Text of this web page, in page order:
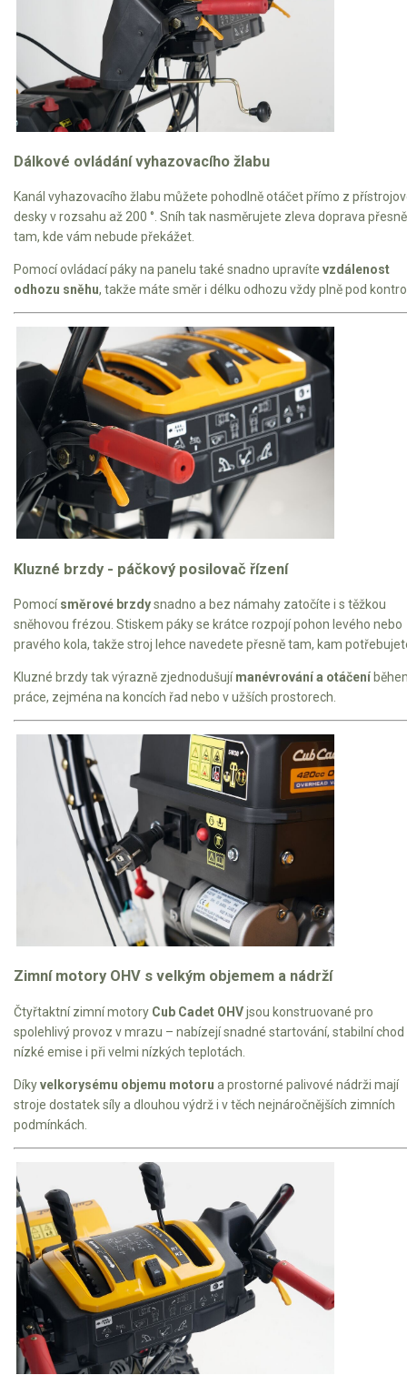
Dálkové ovládání vyhazovacího žlabu
Kanál vyhazovacího žlabu můžete pohodlně otáčet přímo z
desky v rozsahu až 200 °. Sníh tak nasměrujete zleva doprava přesně
tam, kde vám nebude překážet.
Pomocí ovládací páky na panelu také snadno upravíte vzdálenost
odhozu sněhu, takže máte směr i délku odhozu vždy plně pod
Kluzné brzdy - páčkový posilovač řízení
Pomocísměrové brzdysnadno a bez námahy zatočíte i s těžkou
sněhovou frézou. Stiskem páky se krátce rozpojí pohon levého nebo
pravého kola, takže stroj lehce navedete přesně tam, kam
Kluzné brzdy tak výrazně zjednodušujímanévrování a otáčení
práce, zejména na koncích řad nebo v užších prostorech.
Zimní motory OHV s velkým objemem a nádrží
Čtyřtaktní zimní motory Cub Cadet OHVjsou konstruované pro
spolehlivý provoz v mrazu – nabízejí snadné startování, stabilní chod
nízké emise i při velmi nízkých teplotách.
Díkyvelkorysému objemu motoru a prostorné palivové nádrži mají
stroje dostatek síly a dlouhou výdrž i v těch nejnáročnějších zimních
podmínkách.